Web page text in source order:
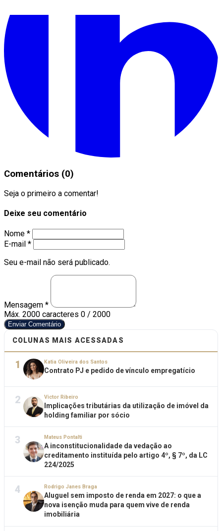
Comentários (0)
Seja o primeiro a comentar!
Deixe seu comentário
Nome *
E-mail *
Seu e-mail não será publicado.
Mensagem *
Máx. 2000 caracteres 0 / 2000
Enviar Comentário
COLUNAS MAIS ACESSADAS
1 Katia Oliveira dos Santos
Contrato PJ e pedido de vínculo empregatício
2 Victor Ribeiro
Implicações tributárias da utilização de imóvel da
holding familiar por sócio
3 Mateus Pontalti
A inconstitucionalidade da vedação ao
creditamento instituída pelo artigo 4º, § 7º, da LC
224/2025
4 Rodrigo Janes Braga
Aluguel sem imposto de renda em 2027: o que a
nova isenção muda para quem vive de renda
imobiliária